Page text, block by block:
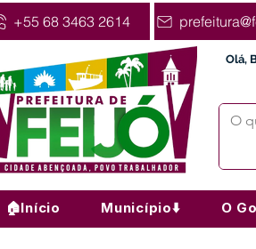
+55 68 3463 2614
Olá,
🏠Início Município⬇️ O